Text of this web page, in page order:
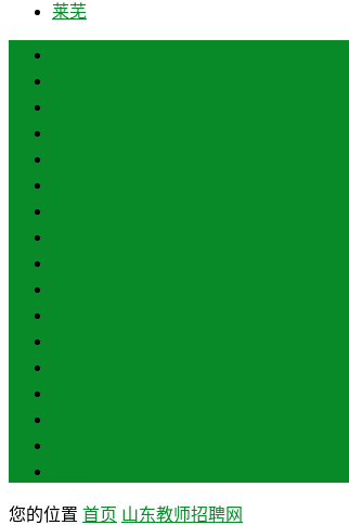
莱芜
您的位置 首页 山东教师招聘网